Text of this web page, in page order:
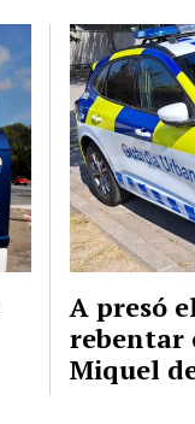
A presó
rebentar
Miquel